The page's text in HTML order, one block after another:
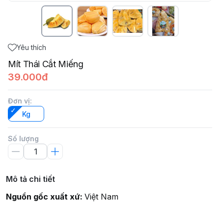
Yêu thích
Mít Thái Cắt Miếng
39.000đ
Đơn vị:
Kg
Số lượng
Mô tả chi tiết
Nguồn gốc xuất xứ: Việt Nam